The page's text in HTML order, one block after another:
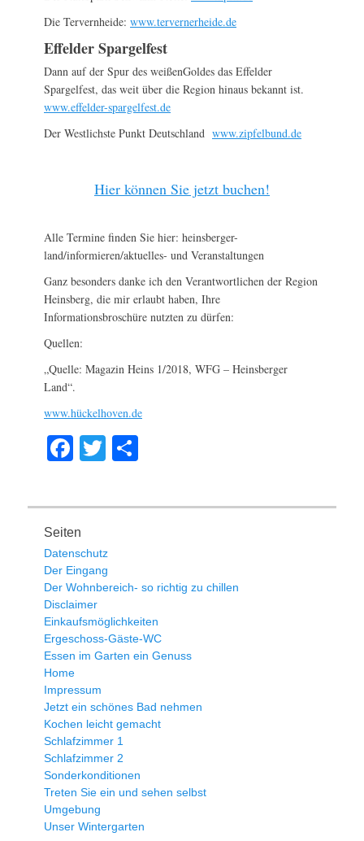
Die Tervernheide: www.tervernerheide.de
Effelder Spargelfest
Dann auf der Spur des weißenGoldes das Effelder
Spargelfest, das weit über die Region hinaus bekannt ist.
www.effelder-spargelfest.de
Der Westlichste Punkt Deutschland www.zipfelbund.de
Hier können Sie jetzt buchen!
Alle Termine finden Sie hier: heinsberger-
land/informieren/aktuelles- und Veranstaltungen
Ganz besonders danke ich den Verantwortlichen der Region
Heinsberg, die mir erlaubt haben, Ihre
Informationsbroschüre nutzten zu dürfen:
Quellen:
„Quelle: Magazin Heins 1/2018, WFG – Heinsberger
Land“.
www.hückelhoven.de
F
c
e
b
o
o
k
T
tt
e
Seiten
Datenschutz
Der Eingang
Der Wohnbereich- so richtig zu chillen
Disclaimer
Einkaufsmöglichkeiten
Ergeschoss-Gäste-WC
Essen im Garten ein Genuss
Home
Impressum
Jetzt ein schönes Bad nehmen
Kochen leicht gemacht
Schlafzimmer 1
Schlafzimmer 2
Sonderkonditionen
Treten Sie ein und sehen selbst
Umgebung
Unser Wintergarten